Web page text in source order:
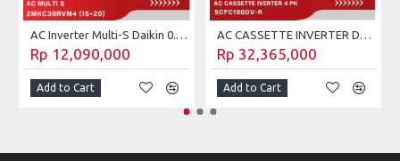
AC Inverter Multi-S Daikin 0.5 PK + 0.75 PK 2MKC30RVM4 (Unit Only)
Rp 12,090,000
Add to Cart
AC CASSETTE INVERTER Daikin THAILAND 4 PK wirelwss SCFC100DV-R
Rp 32,365,000
Add to Cart